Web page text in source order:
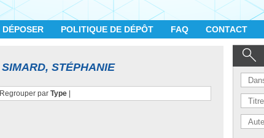
DÉPOSER POLITIQUE DE DÉPÔT FAQ CONTACT
SIMARD, STÉPHANIE
Regrouper par Type|